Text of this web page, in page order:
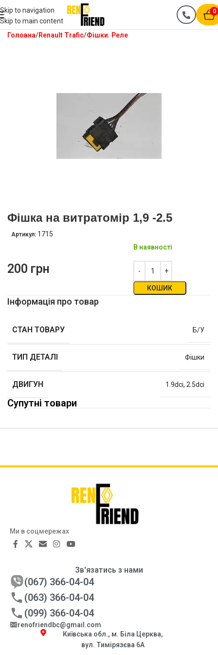
Skip to navigation
Skip to main content
0
Головна Renault Trafic Фішки. Реле
Фішка на витратомір 1,9 -2.5
Артикул: 1715
200 грн
В наявності
КОШИК
Інформація про товар
СТАН ТОВАРУ Б/У
ТИП ДЕТАЛІ Фішки
ДВИГУН 1.9dci, 2.5dci
Супутні товари
Ми в соцмережах
Зв'язатись з нами
(067) 366-04-04
(063) 366-04-04
(099) 366-04-04
renofriendbc@gmail.com
Київська обл., м. Біла Церква,
вул. Тимірязєва 6А